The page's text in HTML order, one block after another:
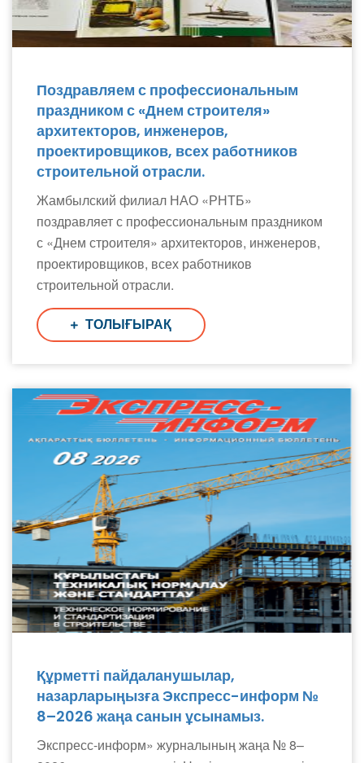
Поздравляем с профессиональным
праздником с «Днем строителя»
архитекторов, инженеров,
проектировщиков, всех работников
строительной отрасли.
Жамбылский филиал НАО «РНТБ»
поздравляет с профессиональным праздником
с «Днем строителя» архитекторов, инженеров,
проектировщиков, всех работников
строительной отрасли.
ТОЛЫҒЫРАҚ
Құрметті пайдаланушылар,
назарларыңызға Экспресс-информ №
8–2026 жаңа санын ұсынамыз.
Экспресс-информ» журналының жаңа № 8–